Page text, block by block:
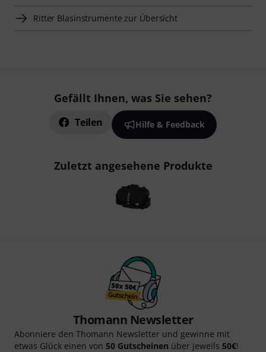
Ritter Blasinstrumente zur Übersicht
Gefällt Ihnen, was Sie sehen?
Teilen Hilfe & Feedback
Zuletzt angesehene Produkte
Thomann Newsletter
Abonniere den Thomann Newsletter und gewinne mit
etwas Glück einen von 50 Gutscheinen über jeweils 50€!